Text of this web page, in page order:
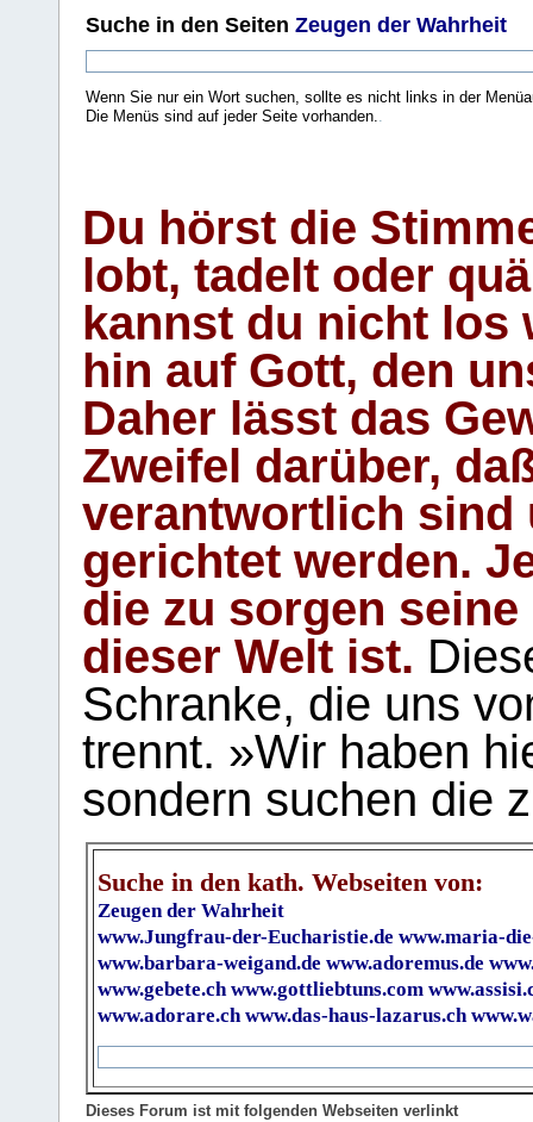
Suche in den Seiten Zeugen der Wahrheit
Wenn Sie nur ein Wort suchen, sollte es nicht links in der
Die Menüs sind auf jeder Seite vorhanden..
Du hörst die
lobt, tadelt oder
kannst du nicht los
hin auf Gott, den
Daher lässt das
Zweifel darüber,
verantwortlich sind
gerichtet werden.
die zu sorgen
dieser Welt ist.
Schranke, die uns
trennt. »Wir haben
sondern suchen die
Suche in den kath. Webseiten von:
Zeugen der Wahrheit
www.Jungfrau-der-Eucharistie.de www.maria-
www.barbara-weigand.de www.adoremus.de
www.gebete.ch www.gottliebtuns.com
www.adorare.ch www.das-haus-lazarus.ch
Dieses Forum ist mit folgenden Webseiten verlinkt